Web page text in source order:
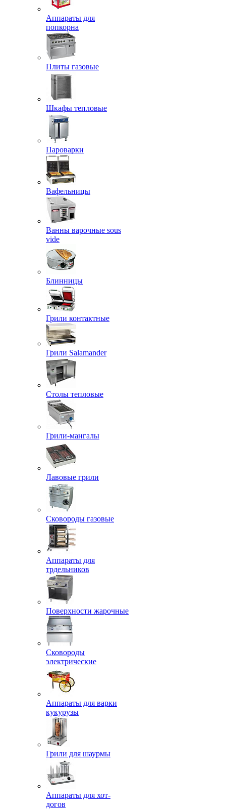
Аппараты для
попкорна
Плиты газовые
Шкафы тепловые
Пароварки
Вафельницы
Ванны варочные sous
vide
Блинницы
Грили контактные
Грили Salamander
Столы тепловые
Грили-мангалы
Лавовые грили
Сковороды газовые
Аппараты для
трдельников
Поверхности жарочные
Сковороды
электрические
Аппараты для варки
кукурузы
Грили для шаурмы
Аппараты для хот-
догов